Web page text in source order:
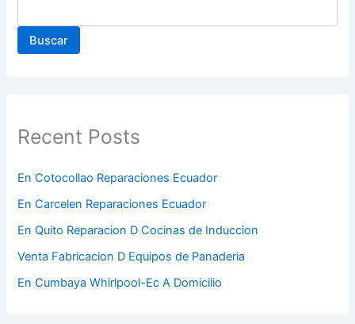
Buscar
Recent Posts
En Cotocollao Reparaciones Ecuador
En Carcelen Reparaciones Ecuador
En Quito Reparacion D Cocinas de Induccion
Venta Fabricacion D Equipos de Panaderia
En Cumbaya Whirlpool-Ec A Domicilio